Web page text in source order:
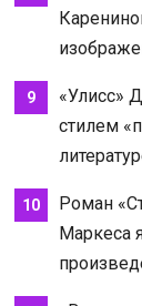
«Улисс»
стилем
Роман
Маркеса